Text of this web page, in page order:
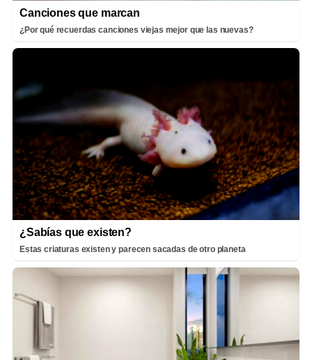
Canciones que marcan
¿Por qué recuerdas canciones viejas mejor que las nuevas?
¿Sabías que existen?
Estas criaturas existen y parecen sacadas de otro planeta